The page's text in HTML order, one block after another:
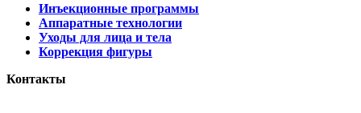
Инъекционные программы
Аппаратные технологии
Уходы для лица и тела
Коррекция фигуры
Контакты